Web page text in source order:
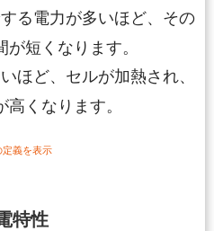
特性
る電力が多いほど、その
短くなります。
ほど、セルが加熱され、
くなります。
定義を表示